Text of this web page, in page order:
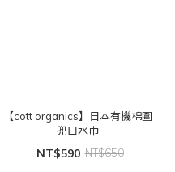
【cott organics】日本有機棉圍
兜口水巾
NT$590 NT$650